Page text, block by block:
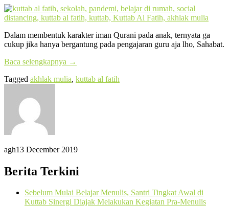
Dalam membentuk karakter iman Qurani pada anak, ternyata ga
cukup jika hanya bergantung pada pengajaran guru aja lho, Sahabat.
Baca selengkapnya →
Tagged akhlak mulia, kuttab al fatih
agh13 December 2019
Berita Terkini
Sebelum Mulai Belajar Menulis, Santri Tingkat Awal di
Kuttab Sinergi Diajak Melakukan Kegiatan Pra-Menulis